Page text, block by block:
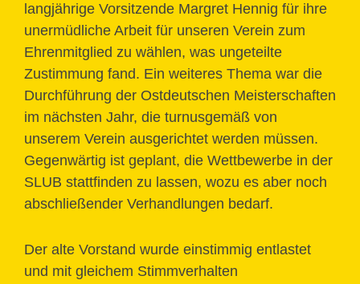
langjährige Vorsitzende Margret Hennig für ihre
unermüdliche Arbeit für unseren Verein zum
Ehrenmitglied zu wählen, was ungeteilte
Zustimmung fand. Ein weiteres Thema war die
Durchführung der Ostdeutschen Meisterschaften
im nächsten Jahr, die turnusgemäß von
unserem Verein ausgerichtet werden müssen.
Gegenwärtig ist geplant, die Wettbewerbe in der
SLUB stattfinden zu lassen, wozu es aber noch
abschließender Verhandlungen bedarf.
Der alte Vorstand wurde einstimmig entlastet
und mit gleichem Stimmverhalten